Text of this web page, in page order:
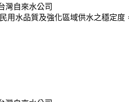
灣自來水公司
用水品質及強化區域供水之穩定